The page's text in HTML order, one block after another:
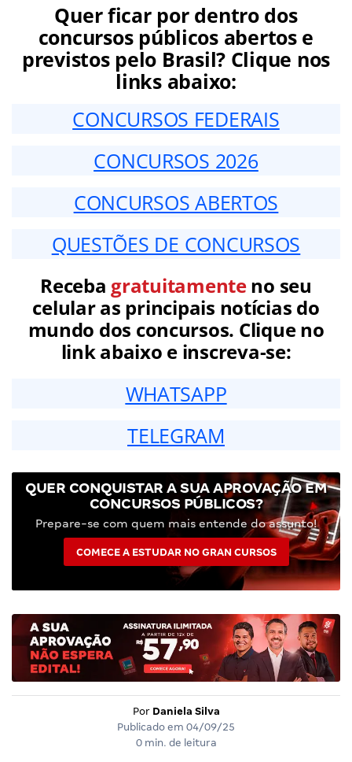
Quer ficar por dentro dos
concursos públicos abertos e
previstos pelo Brasil? Clique nos
links abaixo:
CONCURSOS FEDERAIS
CONCURSOS 2026
CONCURSOS ABERTOS
QUESTÕES DE CONCURSOS
Receba gratuitamenteno seu
celular as principais notícias do
mundo dos concursos. Clique no
link abaixo e inscreva-se:
WHATSAPP
TELEGRAM
QUER CONQUISTAR A SUA APROVAÇÃO EM
CONCURSOS PÚBLICOS?
Prepare-se com quem mais entende do assunto!
COMECE A ESTUDAR NO GRAN CURSOS
Por Daniela Silva
Publicado em 04/09/25
0 min. de leitura